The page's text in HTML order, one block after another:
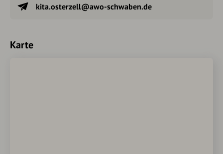
kita.osterzell@awo-schwaben.de
Karte